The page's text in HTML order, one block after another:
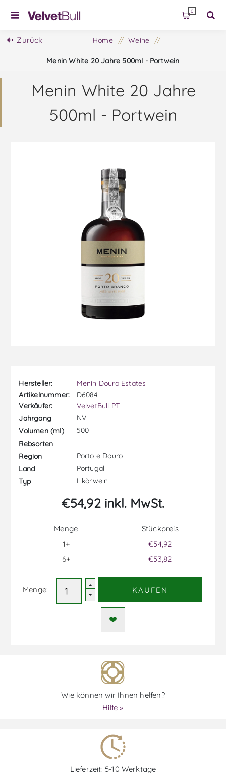
0
Zurück Home / Weine /
Menin White 20 Jahre 500ml - Portwein
Menin White 20 Jahre
500ml - Portwein
Hersteller:
Menin Douro Estates
Artikelnummer:
D6084
Verkäufer:
VelvetBull PT
Jahrgang
NV
Volumen (ml)
500
Rebsorten
Region
Porto e Douro
Land
Portugal
Typ
Likörwein
€54,92 inkl. MwSt.
Menge
1+
6+
Stückpreis
€54,92
€53,82
Menge: KAUFEN
Wie können wir Ihnen helfen?
Hilfe »
Lieferzeit: 5-10 Werktage